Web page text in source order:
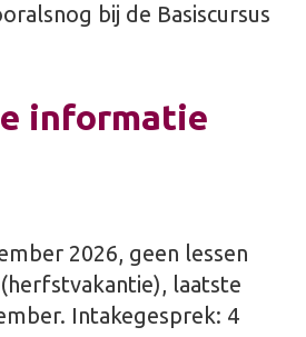
bij de Basiscursus
informatie
2026, geen lessen
laatste
Intakegesprek: 4